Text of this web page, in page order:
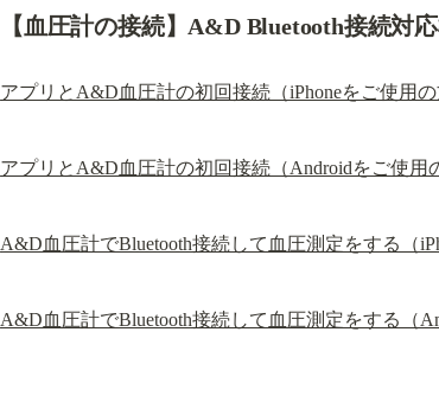
【血圧計の接続】A&D Bluetooth接続対
アプリとA&D血圧計の初回接続（iPhoneをご使用の
アプリとA&D血圧計の初回接続（Androidをご使用
A&D血圧計でBluetooth接続して血圧測定をする（
A&D血圧計でBluetooth接続して血圧測定をする（